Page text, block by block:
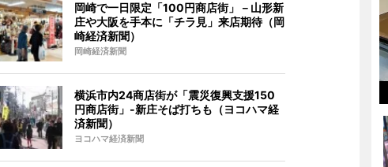
岡崎で一日限定「100円商店街」－山形新
庄や大阪を手本に「チラ見」来店期待（岡
崎経済新聞）
岡崎経済新聞
横浜市内24商店街が「震災復興支援150
円商店街」-新庄そば打ちも（ヨコハマ経
済新聞）
ヨコハマ経済新聞